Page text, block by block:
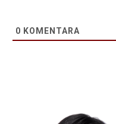
0 KOMENTARA